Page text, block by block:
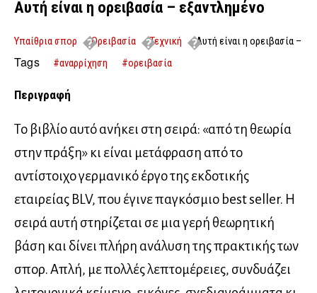
Αυτή είναι η ορειβασία – εξαντλημένο
Υπαίθρια σπορ Ορειβασία Τεχνική
Αυτή είναι η ορειβασία –
εξαντλημένο
Tags #αναρρίχηση #ορειβασία
Περιγραφή
Το βιβλίο αυτό ανήκει στη σειρά: «από τη θεωρία
στην πράξη» κι είναι μετάφραση από το
αντίστοιχο γερμανικό έργο της εκδοτικής
εταιρείας BLV, που έγινε παγκόσμιο best seller. Η
σειρά αυτή στηρίζεται σε μια γερή θεωρητική
βάση και δίνει πλήρη ανάλυση της πρακτικής των
σπορ. Απλή, με πολλές λεπτομέρειες, συνδυάζει